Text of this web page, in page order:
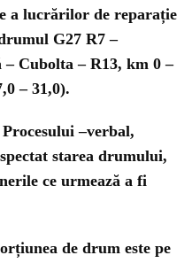
a lucrărilor de reparație
G27 R7 –
Cubolta – R13, km 0 –
– 31,0).
–verbal,
starea drumului,
ce urmează a fi
de drum este pe